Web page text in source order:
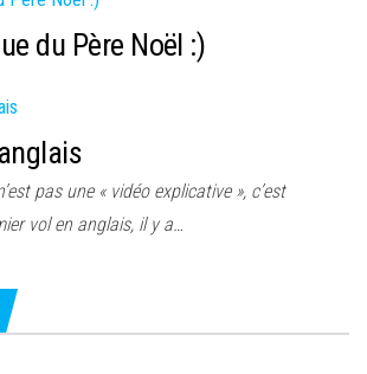
du Père Noël :)
pas une « vidéo explicative », c’est
vol en anglais, il y a…